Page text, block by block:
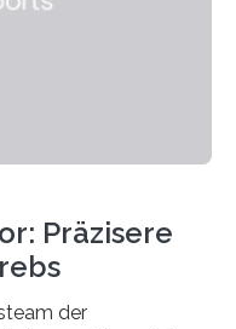
Präzisere
der